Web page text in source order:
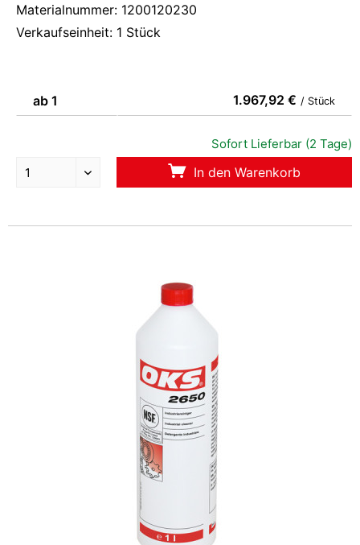
Materialnummer: 1200120230
Verkaufseinheit: 1 Stück
ab 1 1.967,92 € / Stück
Sofort Lieferbar (2 Tage)
In den Warenkorb